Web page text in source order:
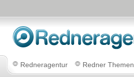
Redneragentur Redner Themen